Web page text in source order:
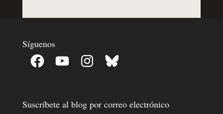
Síguenos
Facebook YouTube InstagramBluesky
Suscríbete al blog por correo electrónico